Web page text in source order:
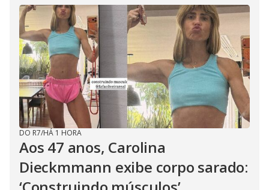
DO R7/HÁ 1 HORA
Aos 47 anos, Carolina
Dieckmmann exibe corpo sarado: